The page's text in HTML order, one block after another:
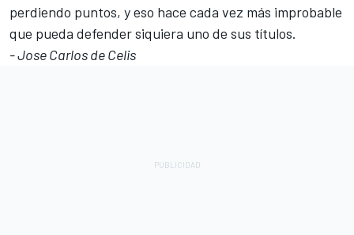
perdiendo puntos, y eso hace cada vez más improbable
que pueda defender siquiera uno de sus títulos.
- Jose Carlos de Celis